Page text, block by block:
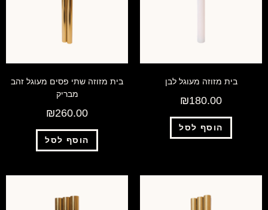
בית מזוזה מעוגל לבן
₪180.00
הוסף לסל
בית מזוזה שתי פסים מעוגל זהב
מבריק
₪260.00
הוסף לסל